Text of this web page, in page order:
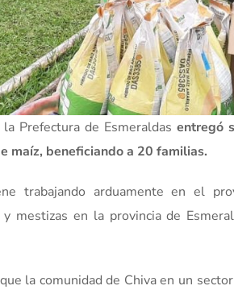
Prefectura de Esmeraldasentregó
maíz, beneficiando a 20 familias.
trabajando arduamente en el
mestizas en la provincia de
la comunidad de Chiva en un